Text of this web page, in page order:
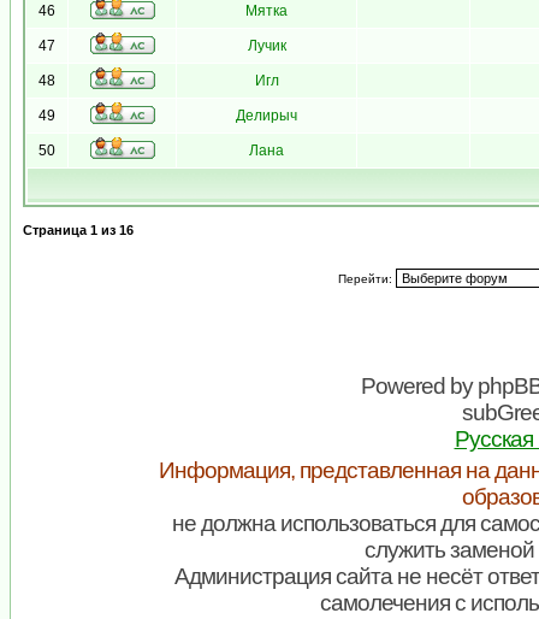
46 Мятка
47 Лучик
48 Игл
49 Делирыч
50 Лана
Страница 1 из 16
Перейти:
Powered by
Информация, представленная на
не должна использоваться для
служить заменой
Администрация сайта не несёт
самолечения с